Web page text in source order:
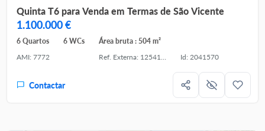
Quinta T6 para Venda em Termas de São Vicente
1.100.000 €
6 Quartos 6 WCs
Área bruta : 504 m²
AMI: 7772
Ref. Externa: 125411270-15 Id: 2041570
Contactar